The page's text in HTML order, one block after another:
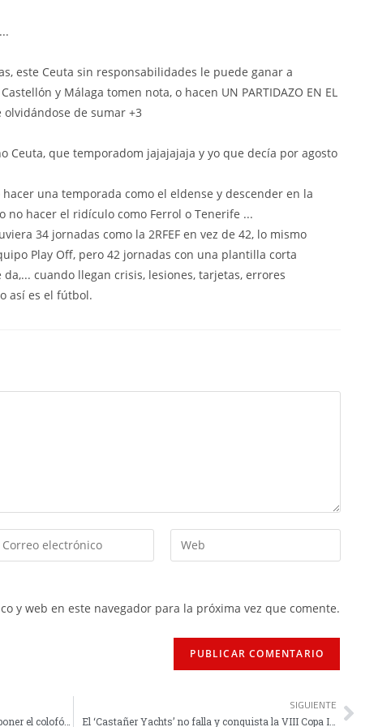
este Ceuta sin responsabilidades le puede ganar a
y Málaga tomen nota, o hacen UN PARTIDAZO EN EL
olvidándose de sumar +3
Ceuta, que temporadom jajajajaja y yo que decía por agosto
una temporada como el eldense y descender en la
no hacer el ridículo como Ferrol o Tenerife ...
34 jornadas como la 2RFEF en vez de 42, lo mismo
Play Off, pero 42 jornadas con una plantilla corta
cuando llegan crisis, lesiones, tarjetas, errores
así es el fútbol.
y web en este navegador para la próxima vez que comente.
Romero: "No había mejor escenario para poner el colofón a la temporada"
SIGUIENTE
El ‘Castañer Yachts’ no falla y conquista la VIII Copa Intercontinental Marbella-Ceuta-Sotogrande